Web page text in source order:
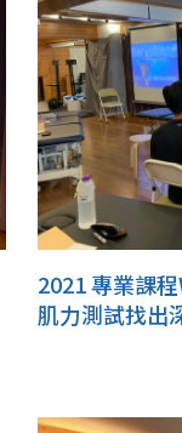
2021 專業課
肌力測試找出